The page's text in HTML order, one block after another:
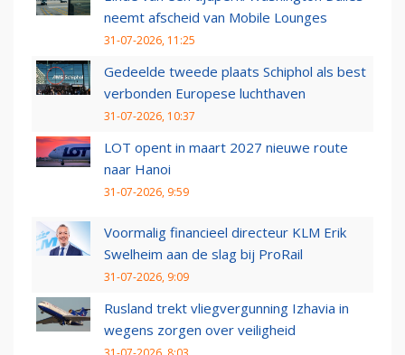
neemt afscheid van Mobile Lounges
31-07-2026, 11:25
Gedeelde tweede plaats Schiphol als best
verbonden Europese luchthaven
31-07-2026, 10:37
LOT opent in maart 2027 nieuwe route
naar Hanoi
31-07-2026, 9:59
Voormalig financieel directeur KLM Erik
Swelheim aan de slag bij ProRail
31-07-2026, 9:09
Rusland trekt vliegvergunning Izhavia in
wegens zorgen over veiligheid